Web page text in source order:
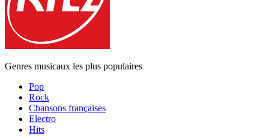
Genres musicaux les plus populaires
Pop
Rock
Chansons françaises
Electro
Hits